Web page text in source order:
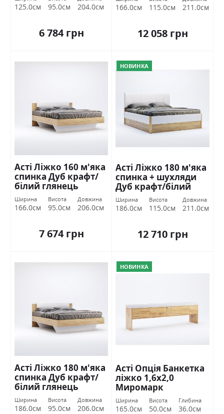
125.0см 95.0см 204.0см
6 784 грн
166.0см 115.0см 211.0см
12 058 грн
Асті Ліжко 160 м'яка
спинка Дуб крафт/
білий глянець
Міромарк
Ширина
166.0см
Висота
95.0см
Довжина
206.0см
7 674 грн
НОВИНКА
Асті Ліжко 180 м'яка
спинка + шухляди
Дуб крафт/білий
глянець Міромарк
Ширина
186.0см
Висота
115.0см
Довжина
211.0см
12 710 грн
Асті Ліжко 180 м'яка
спинка Дуб крафт/
білий глянець
Міромарк
Ширина
186.0см
Висота
95.0см
Довжина
206.0см
НОВИНКА
Асті Опція Банкетка
ліжко 1,6х2,0
Миромарк
Ширина
165.0см
Висота
50.0см
Глибина
36.0см